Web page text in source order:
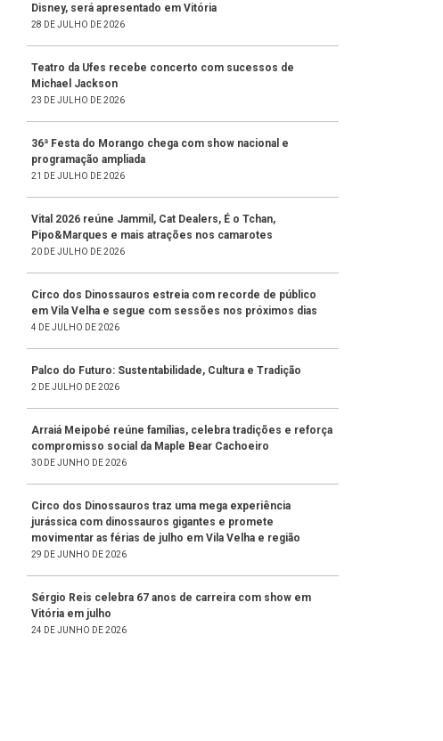
Disney, será apresentado em Vitória
28 DE JULHO DE 2026
Teatro da Ufes recebe concerto com sucessos de
Michael Jackson
23 DE JULHO DE 2026
36ª Festa do Morango chega com show nacional e
programação ampliada
21 DE JULHO DE 2026
Vital 2026 reúne Jammil, Cat Dealers, É o Tchan,
Pipo&Marques e mais atrações nos camarotes
20 DE JULHO DE 2026
Circo dos Dinossauros estreia com recorde de público
em Vila Velha e segue com sessões nos próximos dias
4 DE JULHO DE 2026
Palco do Futuro: Sustentabilidade, Cultura e Tradição
2 DE JULHO DE 2026
Arraiá Meipobé reúne famílias, celebra tradições e reforça
compromisso social da Maple Bear Cachoeiro
30 DE JUNHO DE 2026
Circo dos Dinossauros traz uma mega experiência
jurássica com dinossauros gigantes e promete
movimentar as férias de julho em Vila Velha e região
29 DE JUNHO DE 2026
Sérgio Reis celebra 67 anos de carreira com show em
Vitória em julho
24 DE JUNHO DE 2026